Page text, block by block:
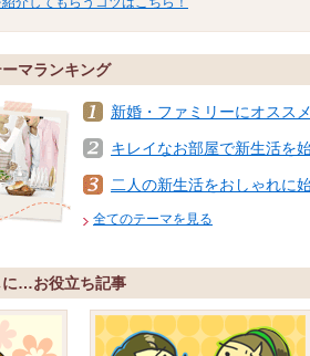
マランキング
新婚・ファミリーにオスス
キレイなお部屋で新生活を
二人の新生活をおしゃれに
全てのテーマを見る
に…お役立ち記事